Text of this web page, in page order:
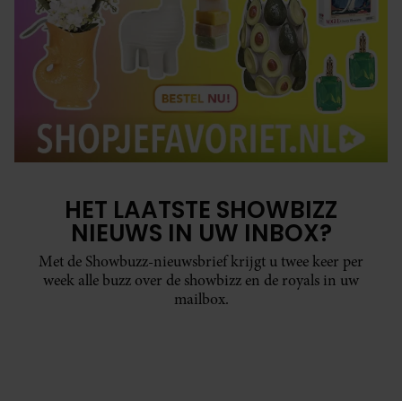
HET LAATSTE SHOWBIZZ
NIEUWS IN UW INBOX?
Met de Showbuzz-nieuwsbrief krijgt u twee keer per
week alle buzz over de showbizz en de royals in uw
mailbox.